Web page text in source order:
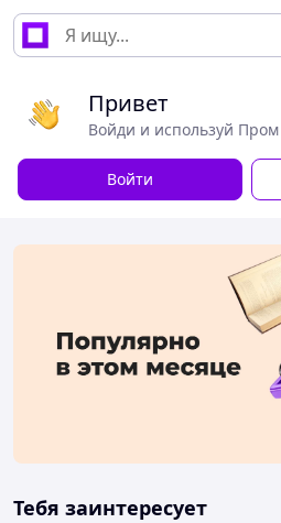
Привет
Войди и используй
Войти
Тебя заинтересует